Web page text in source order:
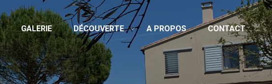
GALERIE DÉCOUVERTE A PROPOS CONTACT